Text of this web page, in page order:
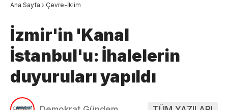
Ana Sayfa › Çevre-İklim
İzmir'in 'Kanal
İstanbul'u: İhalelerin
duyuruları yapıldı